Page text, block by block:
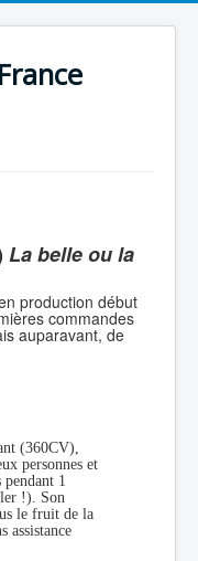
La belle ou la
production début
commandes
auparavant, de
(360CV),
personnes et
pendant 1
!). Son
le fruit de la
assistance